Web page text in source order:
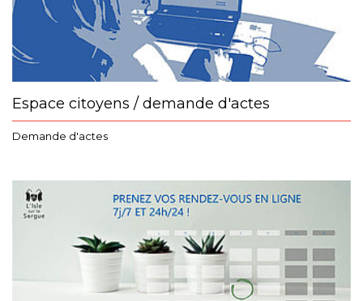
Espace citoyens / demande d'actes
Demande d'actes